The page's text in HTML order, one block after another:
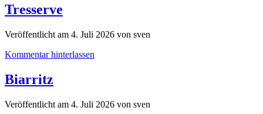
Tresserve
Veröffentlicht am 4. Juli 2026 von sven
Kommentar hinterlassen
Biarritz
Veröffentlicht am 4. Juli 2026 von sven